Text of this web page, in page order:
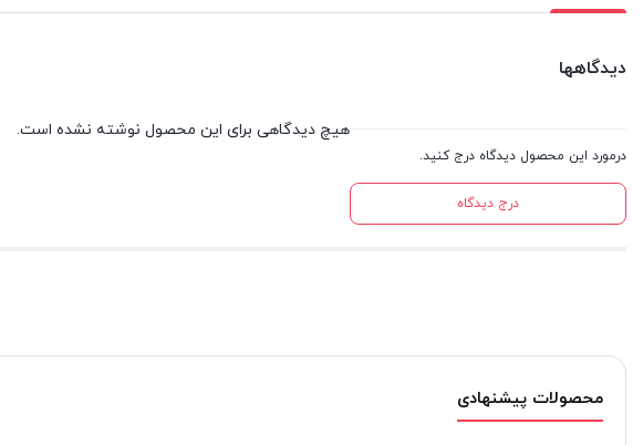
دیدگاهها
درمورد این محصول دیدگاه درج کنید.
درج دیدگاه
هیچ دیدگاهی برای این محصول نوشته نشده است.
محصولات پیشنهادی